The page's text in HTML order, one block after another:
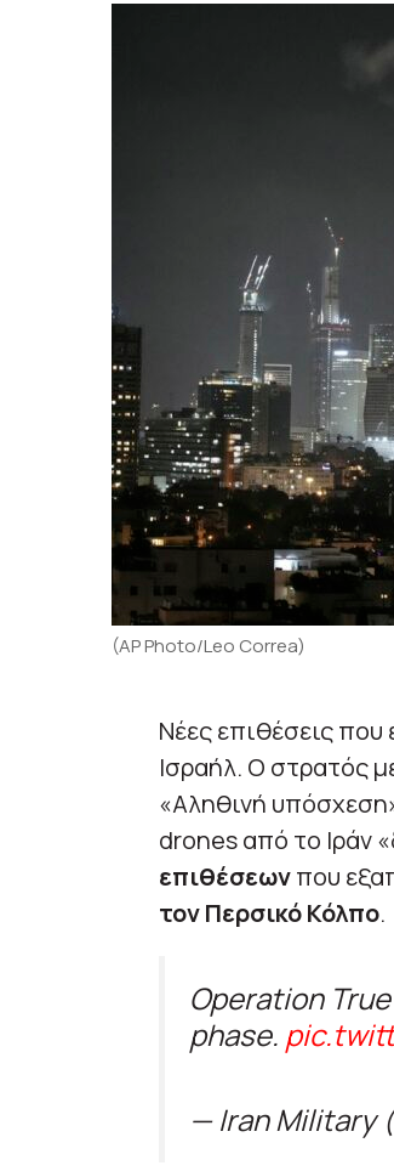
(AP Photo/Leo Correa)
Νέες επιθέσεις
Ισραήλ. Ο στρατός
«Αληθινή
drones από το Ιράν
επιθέσεωνπου
τον Περσικό Κόλπο.
Operation
phase.
— Iran Military